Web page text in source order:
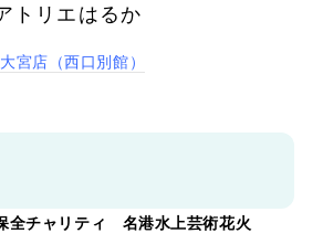
トリエはるか
宮店（西口別館）
全チャリティ 名港水上芸術花火